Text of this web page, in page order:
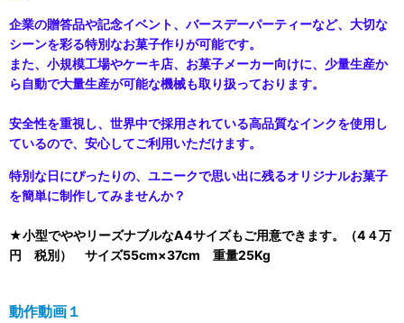
企業の贈答品や記念イベント、バースデーパーティーなど、大切な
シーンを彩る特別なお菓子作りが可能です。
また、小規模工場やケーキ店、お菓子メーカー向けに、少量生産か
ら自動で大量生産が可能な機械も取り扱っております。
安全性を重視し、世界中で採用されている高品質なインクを使用し
ているので、安心してご利用いただけます。
特別な日にぴったりの、ユニークで思い出に残るオリジナルお菓子
を簡単に制作してみませんか？
★小型でややリーズナブルなA4サイズもご用意できます。（4４万
円 税別）
サイズ55cm×37cm 重量25Kg
動作動画１